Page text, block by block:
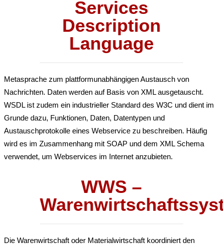
Services
Description
Language
Metasprache zum plattformunabhängigen Austausch von
Nachrichten. Daten werden auf Basis von XML ausgetauscht.
WSDL ist zudem ein industrieller Standard des W3C und dient im
Grunde dazu, Funktionen, Daten, Datentypen und
Austauschprotokolle eines Webservice zu beschreiben. Häufig
wird es im Zusammenhang mit SOAP und dem XML Schema
verwendet, um Webservices im Internet anzubieten.
WWS –
Die Warenwirtschaft oder Materialwirtschaft koordiniert den